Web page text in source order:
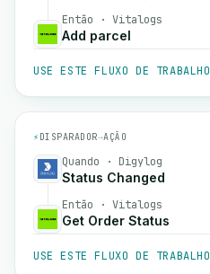
Então · Vitalogs
Add parcel
USE ESTE FLUXO DE TRABALHO
⚡ DISPARADOR→AÇÃO
Quando · Digylog
Status Changed
Então · Vitalogs
Get Order Status
USE ESTE FLUXO DE TRABALHO